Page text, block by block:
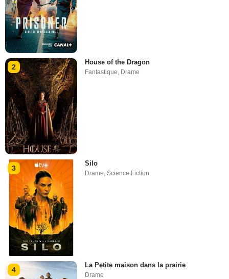
2
House of the Dragon
Fantastique, Drame
3
Silo
Drame,Science Fiction
4
La Petite maison dans la prairie
Drame